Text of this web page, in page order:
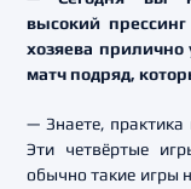
высокий
хозяева прилично
матч подряд,
— Знаете, практика
Эти четвёртые
обычно такие игры